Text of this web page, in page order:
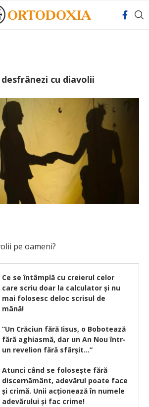
cu diavolii
pe oameni?
Ce se întâmplă cu creierul celor
care scriu doar la calculator şi nu
mai folosesc deloc scrisul de
mână!
”Un Crăciun fără Iisus, o Bobotează
fără aghiasmă, dar un An Nou într-
un revelion fără sfârşit…”
Atunci când se foloseşte fără
discernământ, adevărul poate face
şi crimă. Unii acţionează în numele
adevărului şi fac crime!